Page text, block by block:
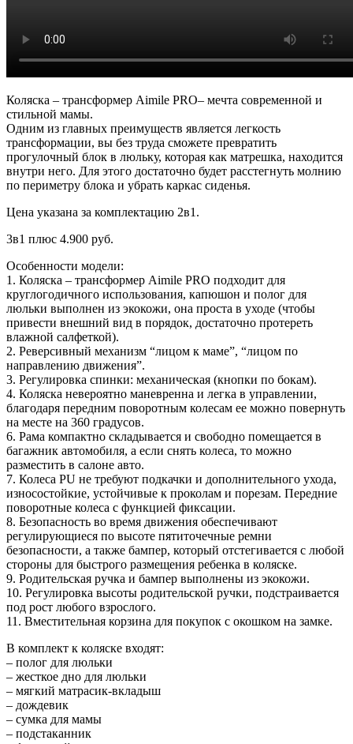
Коляска – трансформер Aimile PRO– мечта современной и
стильной мамы.
Одним из главных преимуществ является легкость
трансформации, вы без труда сможете превратить
прогулочный блок в люльку, которая как матрешка, находится
внутри него. Для этого достаточно будет расстегнуть молнию
по периметру блока и убрать каркас сиденья.
Цена указана за комплектацию 2в1.
3в1 плюс 4.900 руб.
Особенности модели:
1. Коляска – трансформер Aimile PRO подходит для
круглогодичного использования, капюшон и полог для
люльки выполнен из экокожи, она проста в уходе (чтобы
привести внешний вид в порядок, достаточно протереть
влажной салфеткой).
2. Реверсивный механизм “лицом к маме”, “лицом по
направлению движения”.
3. Регулировка спинки: механическая (кнопки по бокам).
4. Коляска невероятно маневренна и легка в управлении,
благодаря передним поворотным колесам ее можно повернуть
на месте на 360 градусов.
6. Рама компактно складывается и свободно помещается в
багажник автомобиля, а если снять колеса, то можно
разместить в салоне авто.
7. Колеса PU не требуют подкачки и дополнительного ухода,
износостойкие, устойчивые к проколам и порезам. Передние
поворотные колеса с функцией фиксации.
8. Безопасность во время движения обеспечивают
регулирующиеся по высоте пятиточечные ремни
безопасности, а также бампер, который отстегивается с любой
стороны для быстрого размещения ребенка в коляске.
9. Родительская ручка и бампер выполнены из экокожи.
10. Регулировка высоты родительской ручки, подстраивается
под рост любого взрослого.
11. Вместительная корзина для покупок с окошком на замке.
В комплект к коляске входят:
– полог для люльки
– жесткое дно для люльки
– мягкий матрасик-вкладыш
– дождевик
– сумка для мамы
– подстаканник